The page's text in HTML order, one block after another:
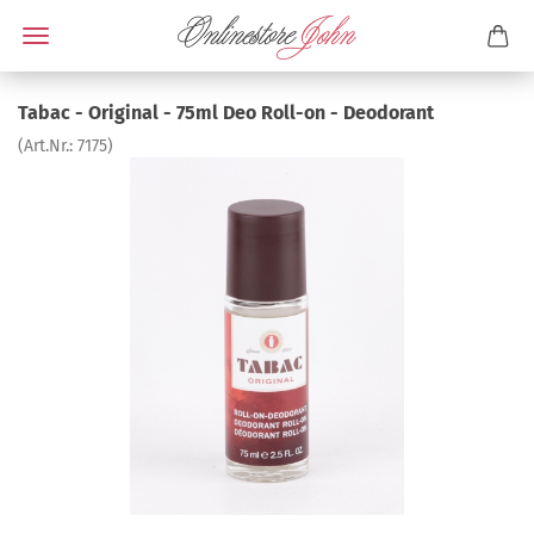
Tabac - Original - 75ml Deo Roll-on - Deodorant
(Art.Nr.: 7175)